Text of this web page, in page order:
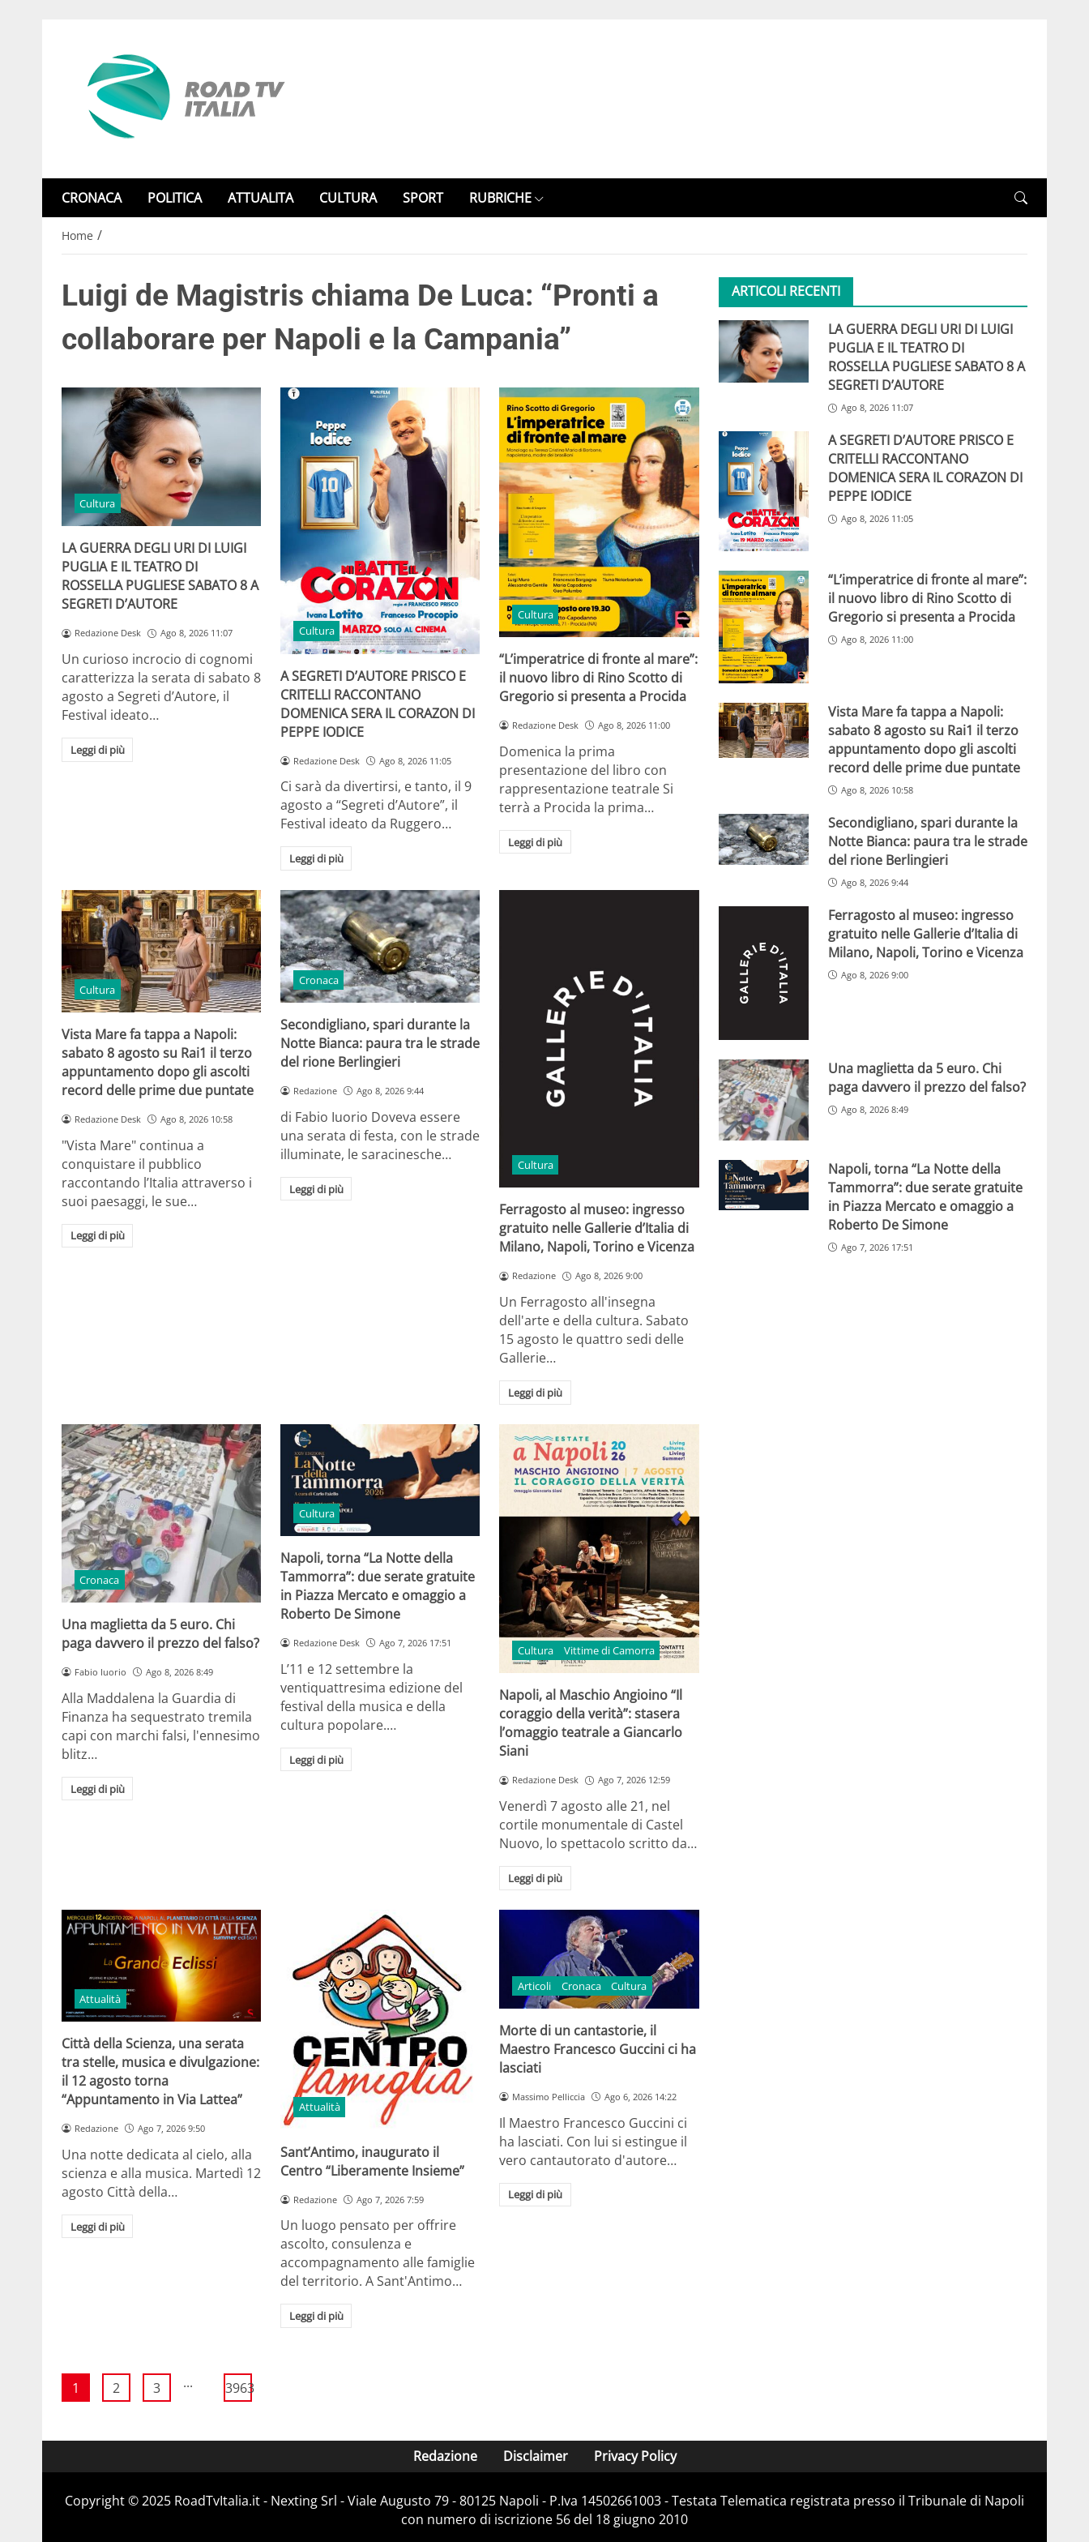
CRONACA POLITICA ATTUALITA CULTURA SPORT RUBRICHE
Home /
Luigi de Magistris chiama De Luca: “Pronti a
collaborare per Napoli e la Campania”
Cultura
LA GUERRA DEGLI URI DI LUIGI
PUGLIA E IL TEATRO DI
ROSSELLA PUGLIESE SABATO 8 A
SEGRETI D’AUTORE
Redazione Desk Ago 8, 2026 11:07
Un curioso incrocio di cognomi
caratterizza la serata di sabato 8
agosto a Segreti d’Autore, il
Festival ideato…
Leggi di più
Cultura
A SEGRETI D’AUTORE PRISCO E
CRITELLI RACCONTANO
DOMENICA SERA IL CORAZON DI
PEPPE IODICE
Redazione Desk Ago 8, 2026 11:05
Ci sarà da divertirsi, e tanto, il 9
agosto a “Segreti d’Autore”, il
Festival ideato da Ruggero…
Leggi di più
Cultura
“L’imperatrice di fronte al mare”:
il nuovo libro di Rino Scotto di
Gregorio si presenta a Procida
Redazione Desk Ago 8, 2026 11:00
Domenica la prima
presentazione del libro con
rappresentazione teatrale Si
terrà a Procida la prima…
Leggi di più
Cultura
Vista Mare fa tappa a Napoli:
sabato 8 agosto su Rai1 il terzo
appuntamento dopo gli ascolti
record delle prime due puntate
Redazione Desk Ago 8, 2026 10:58
"Vista Mare" continua a
conquistare il pubblico
raccontando l’Italia attraverso i
suoi paesaggi, le sue…
Leggi di più
Cronaca
Secondigliano, spari durante la
Notte Bianca: paura tra le strade
del rione Berlingieri
Redazione Ago 8, 2026 9:44
di Fabio Iuorio Doveva essere
una serata di festa, con le strade
illuminate, le saracinesche…
Leggi di più
Cultura
Ferragosto al museo: ingresso
gratuito nelle Gallerie d’Italia di
Milano, Napoli, Torino e Vicenza
Redazione Ago 8, 2026 9:00
Un Ferragosto all'insegna
dell'arte e della cultura. Sabato
15 agosto le quattro sedi delle
Gallerie…
Leggi di più
Cronaca
Una maglietta da 5 euro. Chi
paga davvero il prezzo del falso?
Fabio Iuorio Ago 8, 2026 8:49
Alla Maddalena la Guardia di
Finanza ha sequestrato tremila
capi con marchi falsi, l'ennesimo
blitz…
Leggi di più
Cultura
Napoli, torna “La Notte della
Tammorra”: due serate gratuite
in Piazza Mercato e omaggio a
Roberto De Simone
Redazione Desk Ago 7, 2026 17:51
L’11 e 12 settembre la
ventiquattresima edizione del
festival della musica e della
cultura popolare.…
Leggi di più
Cultura Vittime di Camorra
Napoli, al Maschio Angioino “Il
coraggio della verità”: stasera
l’omaggio teatrale a Giancarlo
Siani
Redazione Desk Ago 7, 2026 12:59
Venerdì 7 agosto alle 21, nel
cortile monumentale di Castel
Nuovo, lo spettacolo scritto da…
Leggi di più
Attualità
Città della Scienza, una serata
tra stelle, musica e divulgazione:
il 12 agosto torna
“Appuntamento in Via Lattea”
Redazione Ago 7, 2026 9:50
Una notte dedicata al cielo, alla
scienza e alla musica. Martedì 12
agosto Città della…
Leggi di più
Attualità
Sant’Antimo, inaugurato il
Centro “Liberamente Insieme”
Redazione Ago 7, 2026 7:59
Un luogo pensato per offrire
ascolto, consulenza e
accompagnamento alle famiglie
del territorio. A Sant'Antimo…
Leggi di più
Articoli Cronaca Cultura
Morte di un cantastorie, il
Maestro Francesco Guccini ci ha
lasciati
Massimo Pelliccia Ago 6, 2026 14:22
Il Maestro Francesco Guccini ci
ha lasciati. Con lui si estingue il
vero cantautorato d'autore…
Leggi di più
1 2 3 ... 3963
ARTICOLI RECENTI
LA GUERRA DEGLI URI DI LUIGI
PUGLIA E IL TEATRO DI
ROSSELLA PUGLIESE SABATO 8 A
SEGRETI D’AUTORE
Ago 8, 2026 11:07
A SEGRETI D’AUTORE PRISCO E
CRITELLI RACCONTANO
DOMENICA SERA IL CORAZON DI
PEPPE IODICE
Ago 8, 2026 11:05
“L’imperatrice di fronte al mare”:
il nuovo libro di Rino Scotto di
Gregorio si presenta a Procida
Ago 8, 2026 11:00
Vista Mare fa tappa a Napoli:
sabato 8 agosto su Rai1 il terzo
appuntamento dopo gli ascolti
record delle prime due puntate
Ago 8, 2026 10:58
Secondigliano, spari durante la
Notte Bianca: paura tra le strade
del rione Berlingieri
Ago 8, 2026 9:44
Ferragosto al museo: ingresso
gratuito nelle Gallerie d’Italia di
Milano, Napoli, Torino e Vicenza
Ago 8, 2026 9:00
Una maglietta da 5 euro. Chi
paga davvero il prezzo del falso?
Ago 8, 2026 8:49
Napoli, torna “La Notte della
Tammorra”: due serate gratuite
in Piazza Mercato e omaggio a
Roberto De Simone
Ago 7, 2026 17:51
Redazione Disclaimer Privacy Policy
Copyright ©️ 2025 RoadTvItalia.it - Nexting Srl - Viale Augusto 79 - 80125 Napoli - P.Iva 14502661003 - Testata Telematica registrata presso il Tribunale di Napoli
con numero di iscrizione 56 del 18 giugno 2010